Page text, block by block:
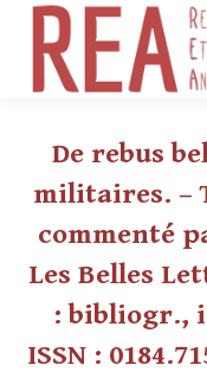
De rebus
militaires. –
commenté
Les Belles
: bibliogr.,
ISSN :